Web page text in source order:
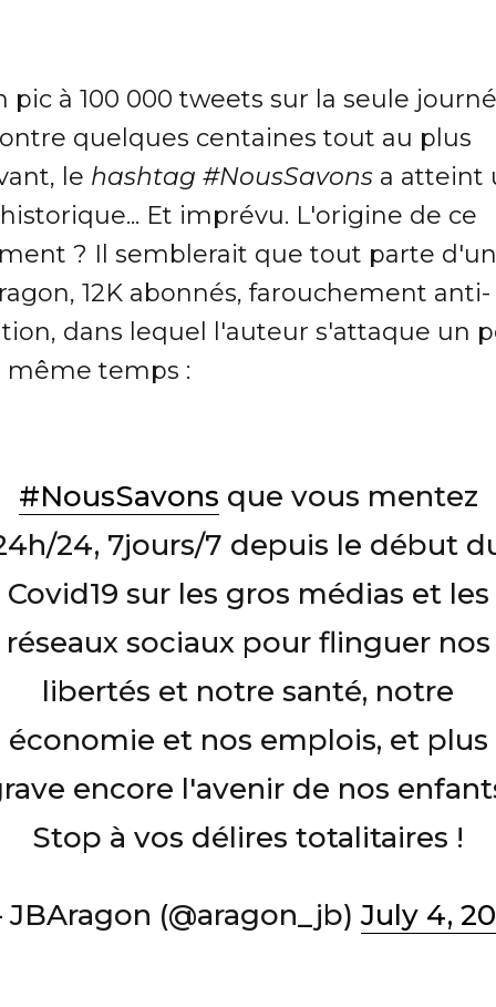
pic à 100 000 tweets sur la seule
quelques centaines tout au plus
le hashtag #NousSavons a atteint
Et imprévu. L'origine de ce
? Il semblerait que tout parte
12K abonnés, farouchement anti-
dans lequel l'auteur s'attaque un
temps :
#NousSavons que vous mentez
24, 7jours/7 depuis le début
Covid19 sur les gros médias et les
réseaux sociaux pour flinguer nos
libertés et notre santé, notre
économie et nos emplois, et plus
encore l'avenir de nos
Stop à vos délires totalitaires !
(@aragon_jb)July 4,